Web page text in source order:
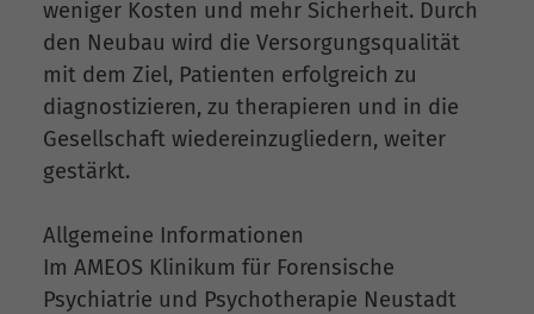
weniger Kosten und mehr Sicherheit. Durch
den Neubau wird die Versorgungsqualität
mit dem Ziel, Patienten erfolgreich zu
diagnostizieren, zu therapieren und in die
Gesellschaft wiedereinzugliedern, weiter
gestärkt.
Allgemeine Informationen
Im AMEOS Klinikum für Forensische
Psychiatrie und Psychotherapie Neustadt